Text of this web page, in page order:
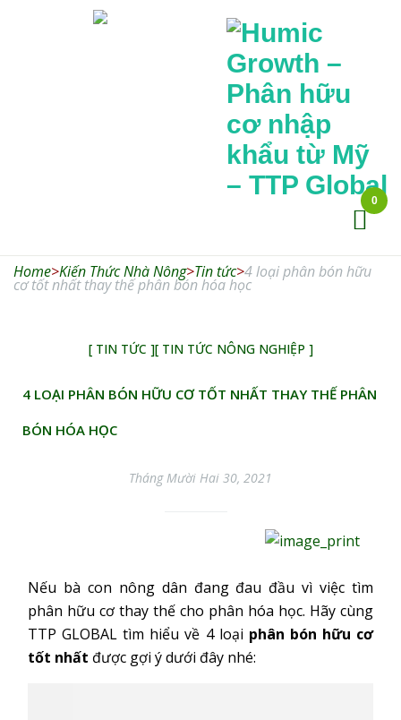
Phân hữu cơ
Mỹ – TTP
0
Home>Kiến Thức Nhà Nông>Tin tức>4 loại phân bón hữu
cơ tốt nhất thay thế phân bón hóa học
[ TIN TỨC ][ TIN TỨC NÔNG NGHIỆP ]
4 LOẠI PHÂN BÓN HỮU CƠ TỐT NHẤT THAY THẾ PHÂN
BÓN HÓA HỌC
Tháng Mười Hai 30, 2021
Nếu bà con nông dân đang đau đầu vì việc tìm
phân hữu cơ thay thế cho phân hóa học. Hãy cùng
TTP GLOBAL tìm hiểu về 4 loại phân bón hữu cơ
tốt nhất được gợi ý dưới đây nhé: